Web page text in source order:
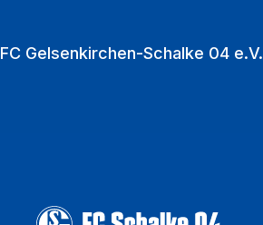
FC Gelsenkirchen-Schalke 04 e.V.